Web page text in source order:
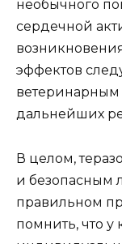
необычного
сердечной
эффектов
ветеринарным
дальнейших
В целом,
и безопасным
правильном
помнить, что